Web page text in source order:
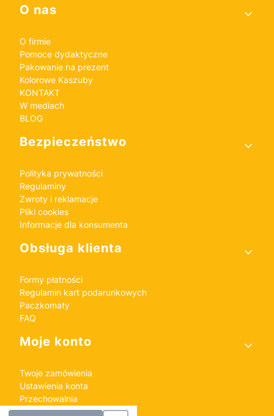
Linki w stopce
O nas
O firmie
Pomoce dydaktyczne
Pakowanie na prezent
Kolorowe Kaszuby
KONTAKT
W mediach
BLOG
Bezpieczeństwo
Polityka prywatności
Regulaminy
Zwroty i reklamacje
Pliki cookies
Informacje dla konsumenta
Obsługa klienta
Formy płatności
Regulamin kart podarunkowych
Paczkomaty
FAQ
Moje konto
Twoje zamówienia
Ustawienia konta
Przechowalnia